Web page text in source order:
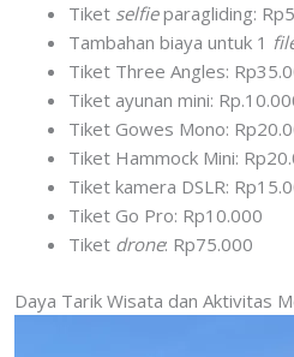
Tiket selfieparagliding:
Tambahan biaya untuk 1
Tiket Three Angles:
Tiket ayunan mini:
Tiket Gowes Mono:
Tiket Hammock Mini:
Tiket kamera DSLR:
Tiket Go Pro: Rp10.000
Tiket drone: Rp75.000
Daya Tarik Wisata dan Aktivitas